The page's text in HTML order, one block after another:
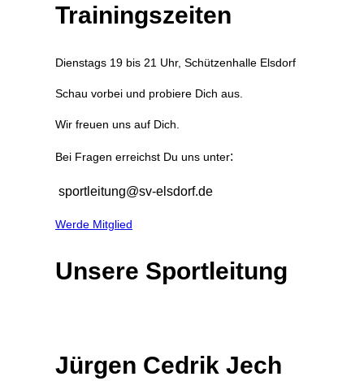
Trainingszeiten
Dienstags 19 bis 21 Uhr, Schützenhalle Elsdorf
Schau vorbei und probiere Dich aus.
Wir freuen uns auf Dich.
Bei Fragen erreichst Du uns unter:
sportleitung@sv-elsdorf.de
Werde Mitglied
Unsere Sportleitung
Jürgen Cedrik Jech